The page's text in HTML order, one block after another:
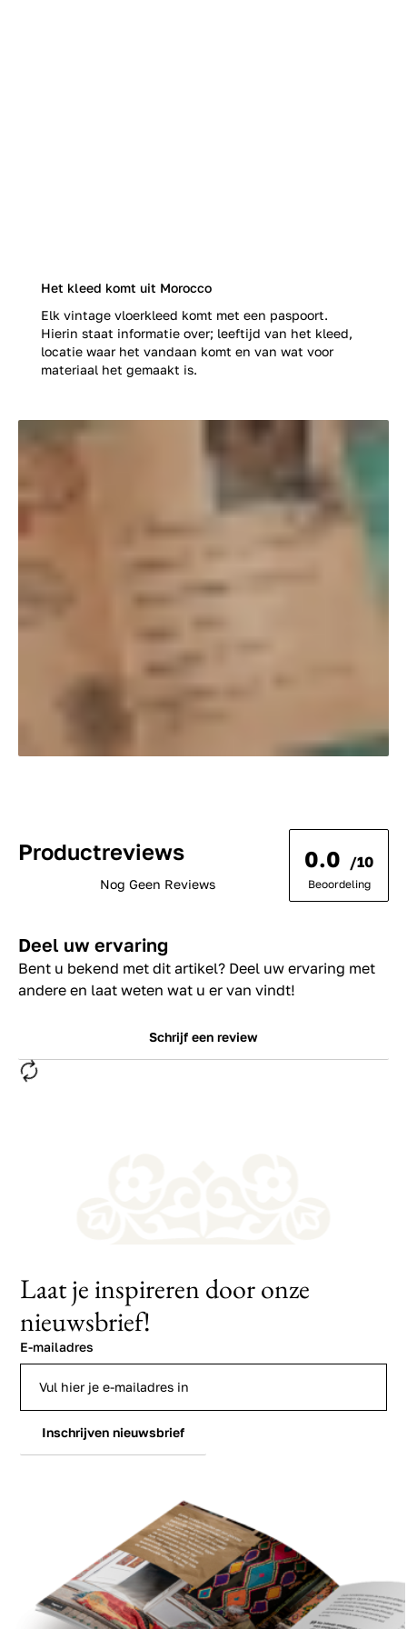
Het kleed komt uit Morocco
Elk vintage vloerkleed komt met een paspoort.
Hierin staat informatie over; leeftijd van het kleed,
locatie waar het vandaan komt en van wat voor
materiaal het gemaakt is.
Productreviews
Nog Geen Reviews
0.0 /10
Beoordeling
Deel uw ervaring
Bent u bekend met dit artikel? Deel uw ervaring met
andere en laat weten wat u er van vindt!
Schrijf een review
Laat je inspireren door onze
nieuwsbrief!
E-mailadres
Inschrijven nieuwsbrief